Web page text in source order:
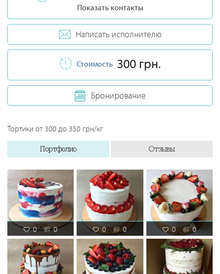
Показать контакты
Написать исполнителю
Стоимость 300 грн.
Бронирование
Тортики от 300 до 350 грн/кг
Портфолио Отзывы
0 0 0 0 0 0